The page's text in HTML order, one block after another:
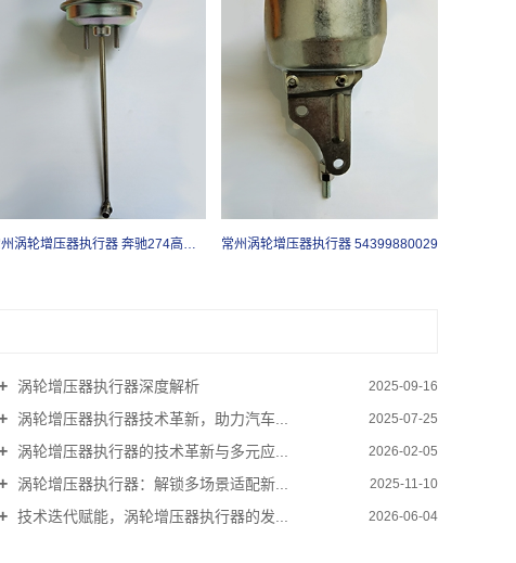
常州涡轮增压器执行器 奔驰274高压力 常州涡轮增压器执行器 54399880029
涡轮增压器执行器深度解析 2025-09-16
涡轮增压器执行器技术革新，助力汽车... 2025-07-25
涡轮增压器执行器的技术革新与多元应... 2026-02-05
涡轮增压器执行器：解锁多场景适配新... 2025-11-10
技术迭代赋能，涡轮增压器执行器的发... 2026-06-04